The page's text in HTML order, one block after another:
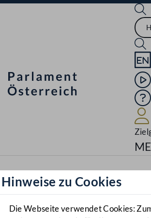
Hinweise zu Cookies
Die Webseite verwendet Cookies: